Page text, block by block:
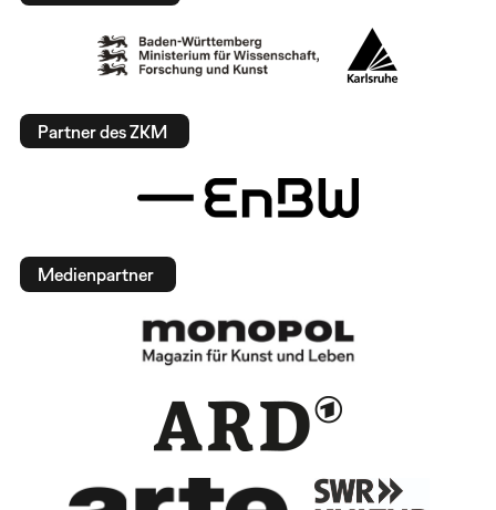
Partner des ZKM
Medienpartner